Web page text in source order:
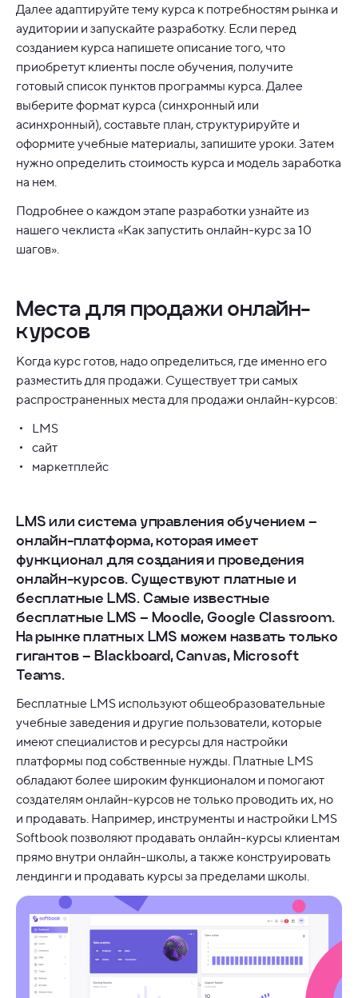
Далее адаптируйте тему курса к потребностям рынка и
аудитории и запускайте разработку. Если перед
созданием курса напишете описание того, что
приобретут клиенты после обучения, получите
готовый список пунктов программы курса. Далее
выберите формат курса (синхронный или
асинхронный), составьте план, структурируйте и
оформите учебные материалы, запишите уроки. Затем
нужно определить стоимость курса и модель заработка
на нем.
Подробнее о каждом этапе разработки узнайте из
нашего чеклиста «Как запустить онлайн-курс за 10
шагов».
Места для продажи онлайн-
курсов
Когда курс готов, надо определиться, где именно его
разместить для продажи. Существует три самых
распространенных места для продажи онлайн-курсов:
LMS
сайт
маркетплейс
LMS или система управления обучением –
онлайн-платформа, которая имеет
функционал для создания и проведения
онлайн-курсов. Существуют платные и
бесплатные LMS. Самые известные
бесплатные LMS – Moodle, Google Classroom.
На рынке платных LMS можем назвать только
гигантов – Blackboard, Canvas, Microsoft
Teams.
Бесплатные LMS используют общеобразовательные
учебные заведения и другие пользователи, которые
имеют специалистов и ресурсы для настройки
платформы под собственные нужды. Платные LMS
обладают более широким функционалом и помогают
создателям онлайн-курсов не только проводить их, но
и продавать. Например, инструменты и настройки LMS
Softbook позволяют продавать онлайн-курсы клиентам
прямо внутри онлайн-школы, а также конструировать
лендинги и продавать курсы за пределами школы.